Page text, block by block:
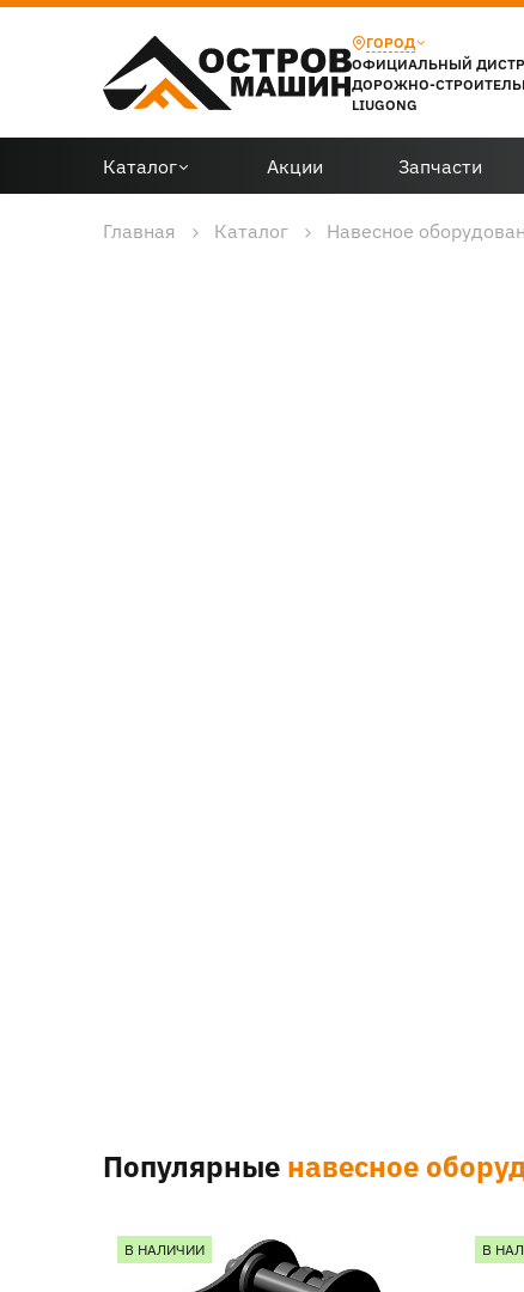
ГОРОД
ОФИЦИАЛЬНЫЙ
ДОРОЖНО-
LIUGONG
Каталог Акции Запчасти
Главная Каталог Навесное
Популярные навесное
В НАЛИЧИИ В